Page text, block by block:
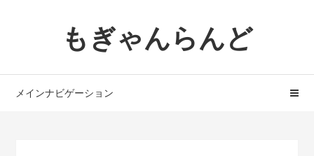
ョ
へ
もぎゃんらんど
メインナビゲーション